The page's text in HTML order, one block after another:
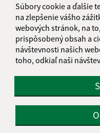
Súbory cookie a ďalšie
na zlepšenie vášho
webových stránok, na
prispôsobený obsah a
návštevnosti našich
toho, odkiaľ naši